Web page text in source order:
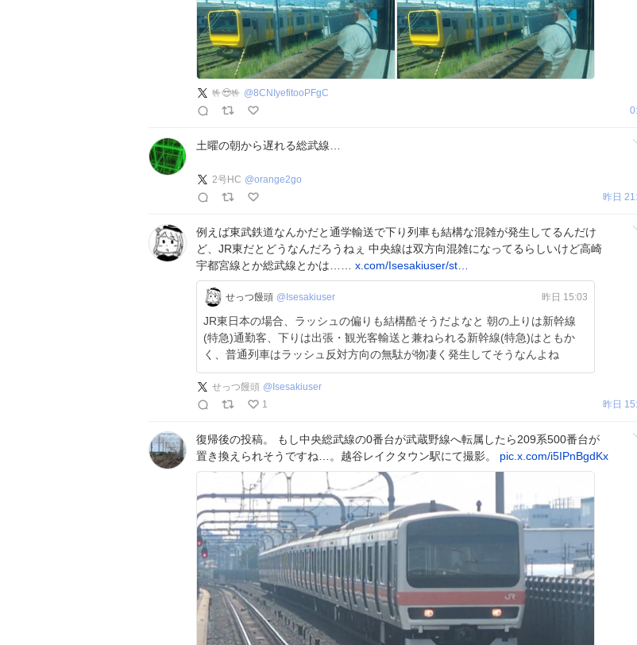
🤟😎🤟 @8CNIyefitooPFgC
土曜の朝から遅れる総武線…
2号HC @orange2go
昨日
例えば東武鉄道なんかだと通学輸送で下り列車も結構な混雑が発生してるんだけ
ど、JR東だとどうなんだろうねぇ 中央線は双方向混雑になってるらしいけど高崎
宇都宮線とか総武線とかは…… x.com/Isesakiuser/st…
せっつ饅頭 @Isesakiuser 昨日 15:03
JR東日本の場合、ラッシュの偏りも結構酷そうだよなと 朝の上りは新幹線
(特急)通勤客、下りは出張・観光客輸送と兼ねられる新幹線(特急)はともか
く、普通列車はラッシュ反対方向の無駄が物凄く発生してそうなんよね
せっつ饅頭 @ Isesakiuser
1
昨日
復帰後の投稿。 もし中央総武線の0番台が武蔵野線へ転属したら209系500番台が
置き換えられそうですね…。越谷レイクタウン駅にて撮影。 pic.x.com/i5IPnBgdKx